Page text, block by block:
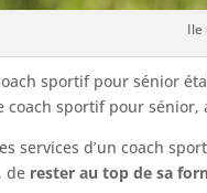
Ile
sportif pour sénior
coach sportif pour
services d’un coach
de rester au top de sa